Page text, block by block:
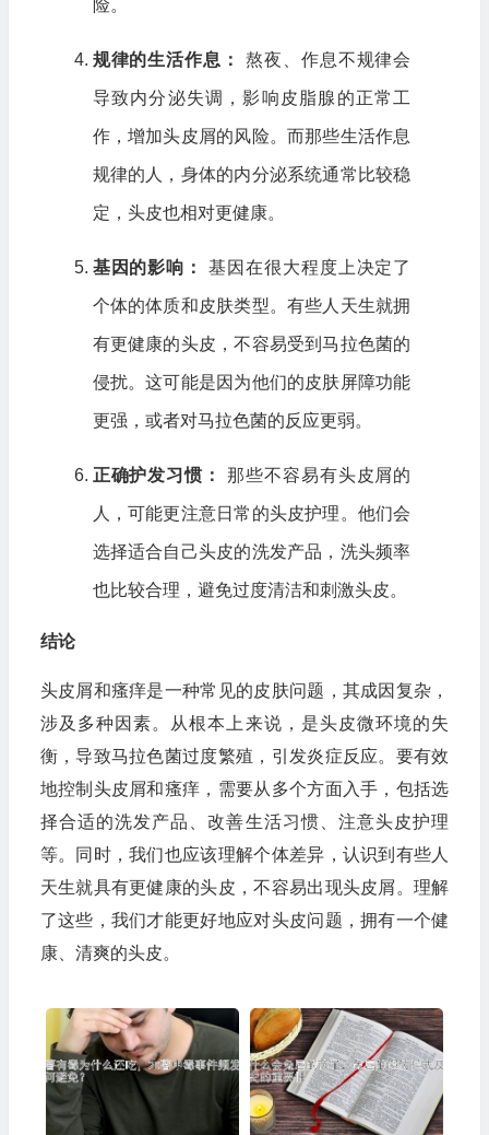
险。
规律的生活作息： 熬夜、作息不规律会
导致内分泌失调，影响皮脂腺的正常工
作，增加头皮屑的风险。而那些生活作息
规律的人，身体的内分泌系统通常比较稳
定，头皮也相对更健康。
基因的影响： 基因在很大程度上决定了
个体的体质和皮肤类型。有些人天生就拥
有更健康的头皮，不容易受到马拉色菌的
侵扰。这可能是因为他们的皮肤屏障功能
更强，或者对马拉色菌的反应更弱。
正确护发习惯： 那些不容易有头皮屑的
人，可能更注意日常的头皮护理。他们会
选择适合自己头皮的洗发产品，洗头频率
也比较合理，避免过度清洁和刺激头皮。
结论
头皮屑和瘙痒是一种常见的皮肤问题，其成因复杂，
涉及多种因素。从根本上来说，是头皮微环境的失
衡，导致马拉色菌过度繁殖，引发炎症反应。要有效
地控制头皮屑和瘙痒，需要从多个方面入手，包括选
择合适的洗发产品、改善生活习惯、注意头皮护理
等。同时，我们也应该理解个体差异，认识到有些人
天生就具有更健康的头皮，不容易出现头皮屑。理解
了这些，我们才能更好地应对头皮问题，拥有一个健
康、清爽的头皮。